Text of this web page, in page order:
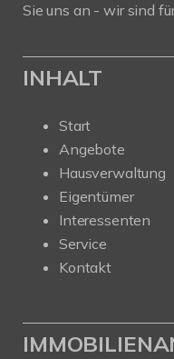
Sie uns an - wir sind
INHALT
Start
Angebote
Hausverwaltung
Eigentümer
Interessenten
Service
Kontakt